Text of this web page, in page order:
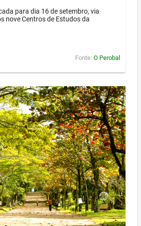
para dia 16 de setembro, via
nove Centros de Estudos da
Fonte: O Perobal